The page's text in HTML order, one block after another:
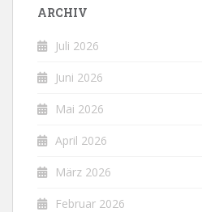
ARCHIV
Juli 2026
Juni 2026
Mai 2026
April 2026
März 2026
Februar 2026